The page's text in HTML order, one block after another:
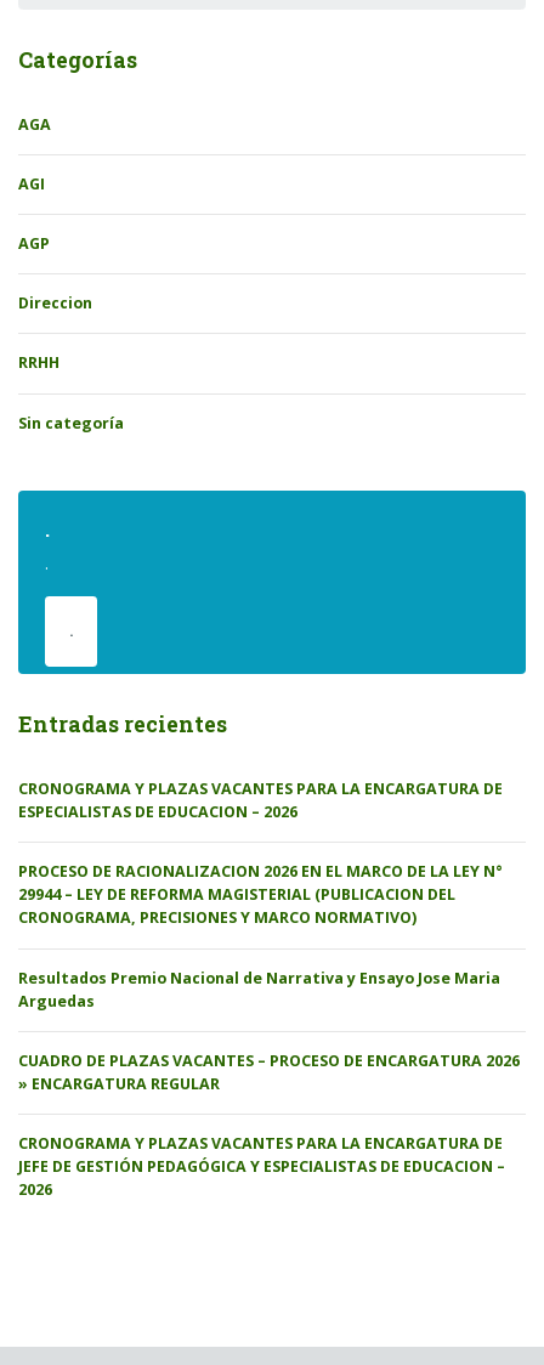
Categorías
AGA
AGI
AGP
Direccion
RRHH
Sin categoría
.
.
.
Entradas recientes
CRONOGRAMA Y PLAZAS VACANTES PARA LA ENCARGATURA DE
ESPECIALISTAS DE EDUCACION – 2026
PROCESO DE RACIONALIZACION 2026 EN EL MARCO DE LA LEY N°
29944 – LEY DE REFORMA MAGISTERIAL (PUBLICACION DEL
CRONOGRAMA, PRECISIONES Y MARCO NORMATIVO)
Resultados Premio Nacional de Narrativa y Ensayo Jose Maria
Arguedas
CUADRO DE PLAZAS VACANTES – PROCESO DE ENCARGATURA 2026
» ENCARGATURA REGULAR
CRONOGRAMA Y PLAZAS VACANTES PARA LA ENCARGATURA DE
JEFE DE GESTIÓN PEDAGÓGICA Y ESPECIALISTAS DE EDUCACION –
2026